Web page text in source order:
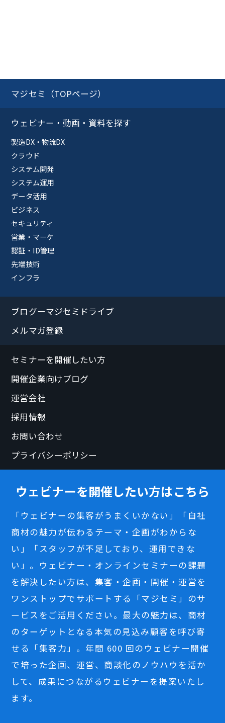
マジセミ（TOPページ）
ウェビナー・動画・資料を探す
製造DX・物流DX
クラウド
システム開発
システム運用
データ活用
ビジネス
セキュリティ
営業・マーケ
認証・ID管理
先端技術
インフラ
ブログーマジセミドライブ
メルマガ登録
セミナーを開催したい方
開催企業向けブログ
運営会社
採用情報
お問い合わせ
プライバシーポリシー
ウェビナーを開催したい方はこちら
「ウェビナーの集客がうまくいかない」「自社
商材の魅力が伝わるテーマ・企画がわからな
い」「スタッフが不足しており、運用できな
い」。ウェビナー・オンラインセミナーの課題
を解決したい方は、集客・企画・開催・運営を
ワンストップでサポートする「マジセミ」のサ
ービスをご活用ください。最大の魅力は、商材
のターゲットとなる本気の見込み顧客を呼び寄
せる「集客力」。年間 600 回のウェビナー開催
で培った企画、運営、商談化のノウハウを活か
して、成果につながるウェビナーを提案いたし
ます。